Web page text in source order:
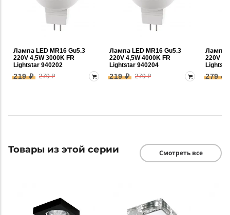
Лампа LED MR16 Gu5.3
220V 4,5W 3000K FR
Lightstar 940202
219 ₽ 279 ₽
Лампа LED MR16 Gu5.3
220V 4,5W 4000K FR
Lightstar 940204
219 ₽ 279 ₽
Лампа
220V
279 ₽
Товары из этой серии Смотреть все